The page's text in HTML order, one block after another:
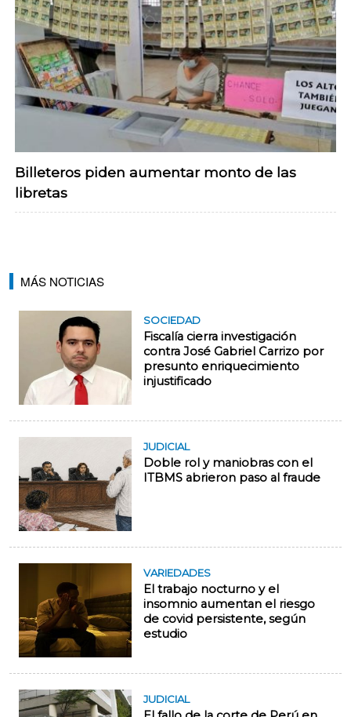
Billeteros piden aumentar monto de las
libretas
MÁS NOTICIAS
SOCIEDAD
Fiscalía cierra investigación
contra José Gabriel Carrizo por
presunto enriquecimiento
injustificado
JUDICIAL
Doble rol y maniobras con el
ITBMS abrieron paso al fraude
VARIEDADES
El trabajo nocturno y el
insomnio aumentan el riesgo
de covid persistente, según
estudio
JUDICIAL